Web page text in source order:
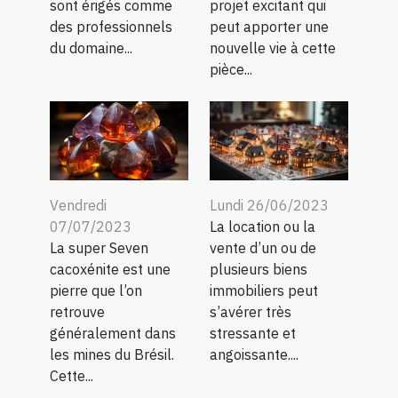
sont érigés comme
des professionnels
du domaine...
projet excitant qui
peut apporter une
nouvelle vie à cette
pièce...
Vendredi
07/07/2023
La super Seven
cacoxénite est une
pierre que l’on
retrouve
généralement dans
les mines du Brésil.
Cette...
Lundi 26/06/2023
La location ou la
vente d’un ou de
plusieurs biens
immobiliers peut
s’avérer très
stressante et
angoissante....